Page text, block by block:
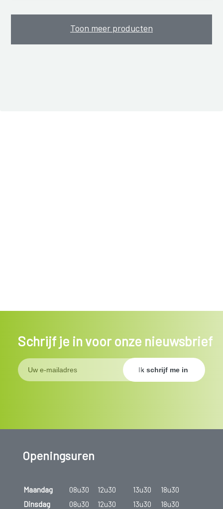
Toon meer producten
Schrijf je in voor onze nieuwsbrief
Openingsuren
Maandag 08u30 12u30 13u30
18u30
Dinsdag
08u30 12u30 13u30
18u30